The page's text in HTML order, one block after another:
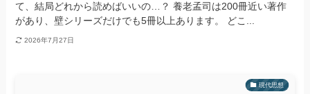
て、結局どれから読めばいいの…？ 養老孟司は200冊近い著作
があり、壁シリーズだけでも5冊以上あります。 どこ...
2026年7月27日
現代思想